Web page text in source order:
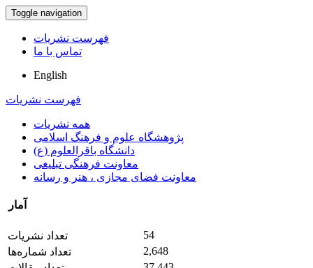
Toggle navigation
فهرست نشریات
تماس با ما
English
فهرست نشریات
همه نشریات
پژوهشگاه علوم و فرهنگ اسلامی
دانشگاه باقرالعلوم (ع)
معاونت فرهنگی تبلیغی
معاونت فضای مجازی ، هنر و رسانه
آمار
تعداد نشریات
54
تعداد شماره‌ها
2,648